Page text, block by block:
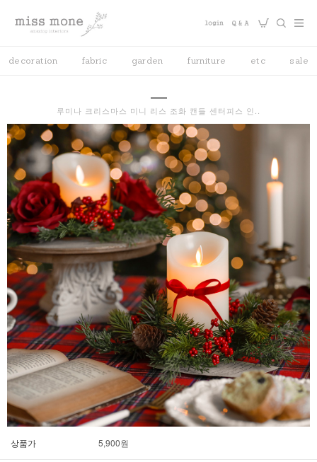
decoration fabric garden furniture etc sale
루미나 크리스마스 미니 리스 조화 캔들 센터피스 인..
상품가 5,900원